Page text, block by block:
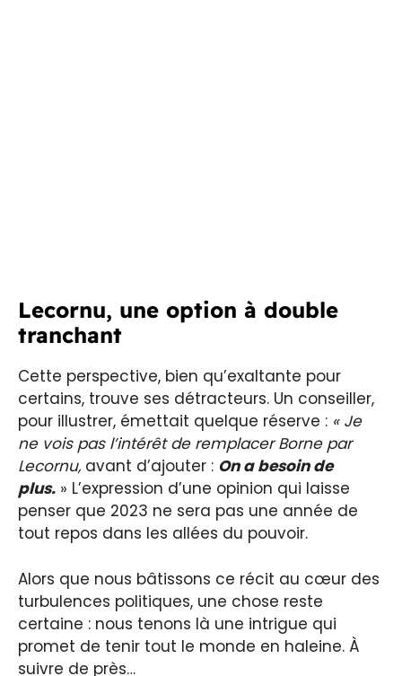
Lecornu, une option à double
tranchant
Cette perspective, bien qu’exaltante pour
certains, trouve ses détracteurs. Un conseiller,
pour illustrer, émettait quelque réserve : « Je
ne vois pas l’intérêt de remplacer Borne par
Lecornu, avant d’ajouter : On a besoin de
plus. » L’expression d’une opinion qui laisse
penser que 2023 ne sera pas une année de
tout repos dans les allées du pouvoir.
Alors que nous bâtissons ce récit au cœur des
turbulences politiques, une chose reste
certaine : nous tenons là une intrigue qui
promet de tenir tout le monde en haleine. À
suivre de près…